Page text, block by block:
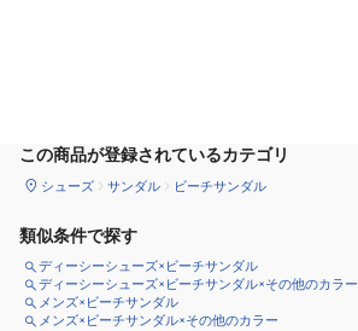
この商品が登録されているカテゴリ
シューズ サンダル ビーチサンダル
類似条件で探す
ディーシーシューズ×ビーチサンダル
ディーシーシューズ×ビーチサンダル×その他のカラー
メンズ×ビーチサンダル
メンズ×ビーチサンダル×その他のカラー